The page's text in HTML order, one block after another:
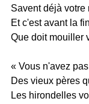
Savent déjà votre
Et c'est avant la
Que doit mouiller
« Vous n'avez
Des vieux pères
Les hirondelles